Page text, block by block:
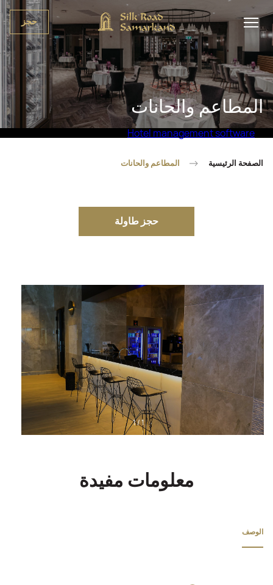
حجز
المطاعم والحانات
Hotel management software
الصفحة الرئيسية المطاعم والحانات
حجز طاولة
1/1
معلومات مفيدة
الوصف